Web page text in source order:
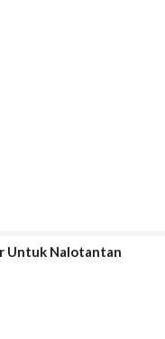
Untuk Nalotantan